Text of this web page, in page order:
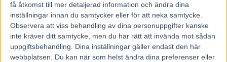
få åtkomst till mer detaljerad information och ändra dina
inställningar innan du samtycker eller för att neka samtycke.
Observera att viss behandling av dina personuppgifter kanske
inte kräver ditt samtycke, men du har rätt att invända mot sådan
uppgiftsbehandling. Dina inställningar gäller endast den här
webbplatsen. Du kan när som helst ändra dina preferenser eller
20 juli, 2026
INGA KOMMENTARER